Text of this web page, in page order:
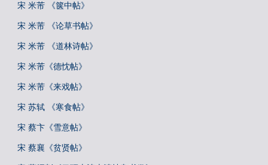
宋 米芾 《箧中帖》
宋 米芾 《论草书帖》
宋 米芾 《道林诗帖》
宋 米芾《德忱帖》
宋 米芾《来戏帖》
宋 苏轼 《寒食帖》
宋 蔡卞《雪意帖》
宋 蔡襄《贫贤帖》